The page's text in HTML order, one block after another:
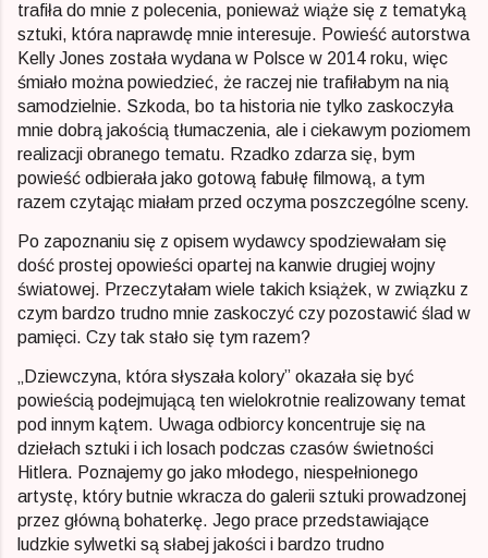
trafiła do mnie z polecenia, ponieważ wiąże się z tematyką
sztuki, która naprawdę mnie interesuje. Powieść autorstwa
Kelly Jones została wydana w Polsce w 2014 roku, więc
śmiało można powiedzieć, że raczej nie trafiłabym na nią
samodzielnie. Szkoda, bo ta historia nie tylko zaskoczyła
mnie dobrą jakością tłumaczenia, ale i ciekawym poziomem
realizacji obranego tematu. Rzadko zdarza się, bym
powieść odbierała jako gotową fabułę filmową, a tym
razem czytając miałam przed oczyma poszczególne sceny.
Po zapoznaniu się z opisem wydawcy spodziewałam się
dość prostej opowieści opartej na kanwie drugiej wojny
światowej. Przeczytałam wiele takich książek, w związku z
czym bardzo trudno mnie zaskoczyć czy pozostawić ślad w
pamięci. Czy tak stało się tym razem?
„Dziewczyna, która słyszała kolory” okazała się być
powieścią podejmującą ten wielokrotnie realizowany temat
pod innym kątem. Uwaga odbiorcy koncentruje się na
dziełach sztuki i ich losach podczas czasów świetności
Hitlera. Poznajemy go jako młodego, niespełnionego
artystę, który butnie wkracza do galerii sztuki prowadzonej
przez główną bohaterkę. Jego prace przedstawiające
ludzkie sylwetki są słabej jakości i bardzo trudno